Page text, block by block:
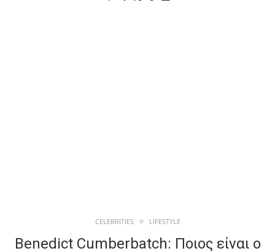
CELEBRITIES LIFESTYLE
Benedict Cumberbatch: Ποιος είναι ο